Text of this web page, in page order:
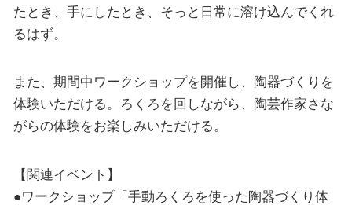
たとき、手にしたとき、そっと日常に溶け込んでくれ
るはず。
また、期間中ワークショップを開催し、陶器づくりを
体験いただける。ろくろを回しながら、陶芸作家さな
がらの体験をお楽しみいただける。
【関連イベント】
●ワークショップ「手動ろくろを使った陶器づくり体